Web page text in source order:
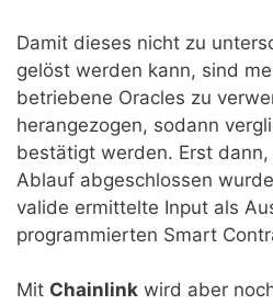
Damit dieses nicht zu
gelöst werden kann, sind
betriebene Oracles zu
herangezogen, sodann
bestätigt werden. Erst
Ablauf abgeschlossen
valide ermittelte Input als
programmierten Smart
Mit Chainlink wird aber